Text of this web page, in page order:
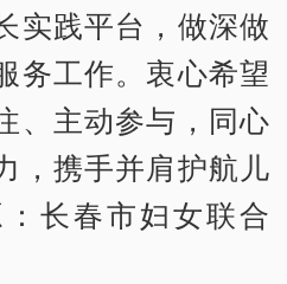
实践平台，做深做
务工作。衷心希望
、主动参与，同心
，携手并肩护航儿
长春市妇女联合